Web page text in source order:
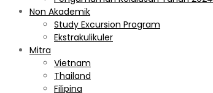
Non Akademik
Study Excursion Program
Ekstrakulikuler
Mitra
Vietnam
Thailand
Filipina